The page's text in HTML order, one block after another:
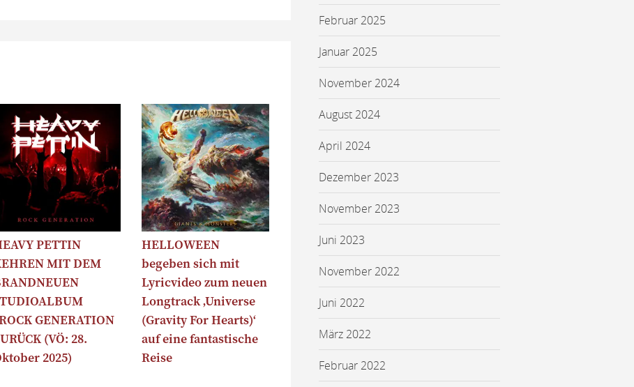
PETTIN
MIT DEM
GENERATION
(VÖ: 28.
2025)
HELLOWEEN
begeben sich mit
Lyricvideo zum neuen
Longtrack ‚Universe
(Gravity For Hearts)‘
auf eine fantastische
Reise
Februar 2025
Januar 2025
November 2024
August 2024
April 2024
Dezember 2023
November 2023
Juni 2023
November 2022
Juni 2022
März 2022
Februar 2022